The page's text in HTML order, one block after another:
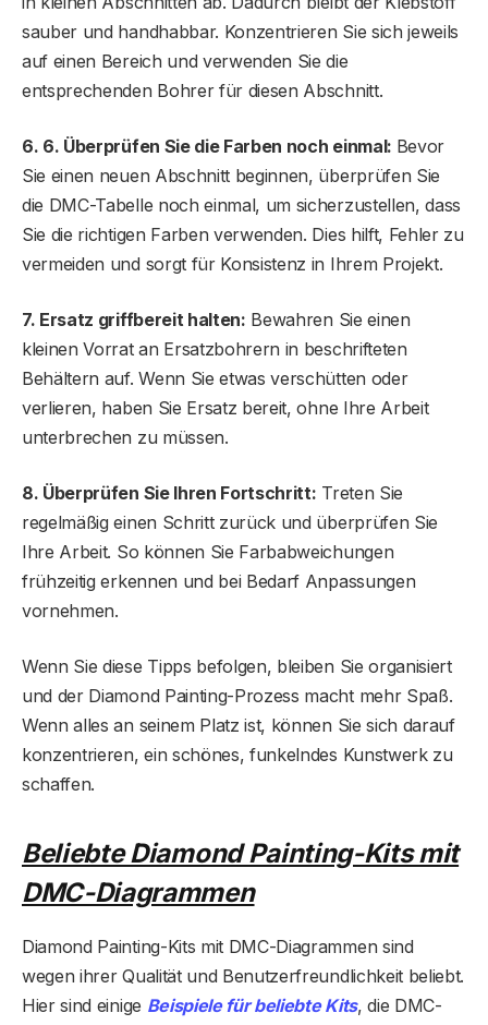
sauber und handhabbar. Konzentrieren Sie sich jeweils
auf einen Bereich und verwenden Sie die
entsprechenden Bohrer für diesen Abschnitt.
6. 6. Überprüfen Sie die Farben noch einmal: Bevor
Sie einen neuen Abschnitt beginnen, überprüfen Sie
die DMC-Tabelle noch einmal, um sicherzustellen, dass
Sie die richtigen Farben verwenden. Dies hilft, Fehler zu
vermeiden und sorgt für Konsistenz in Ihrem Projekt.
7. Ersatz griffbereit halten: Bewahren Sie einen
kleinen Vorrat an Ersatzbohrern in beschrifteten
Behältern auf. Wenn Sie etwas verschütten oder
verlieren, haben Sie Ersatz bereit, ohne Ihre Arbeit
unterbrechen zu müssen.
8. Überprüfen Sie Ihren Fortschritt: Treten Sie
regelmäßig einen Schritt zurück und überprüfen Sie
Ihre Arbeit. So können Sie Farbabweichungen
frühzeitig erkennen und bei Bedarf Anpassungen
vornehmen.
Wenn Sie diese Tipps befolgen, bleiben Sie organisiert
und der Diamond Painting-Prozess macht mehr Spaß.
Wenn alles an seinem Platz ist, können Sie sich darauf
konzentrieren, ein schönes, funkelndes Kunstwerk zu
schaffen.
Beliebte Diamond Painting-Kits mit
DMC-Diagrammen
Diamond Painting-Kits mit DMC-Diagrammen sind
wegen ihrer Qualität und Benutzerfreundlichkeit beliebt.
Hier sind einige Beispiele für beliebte Kits, die DMC-